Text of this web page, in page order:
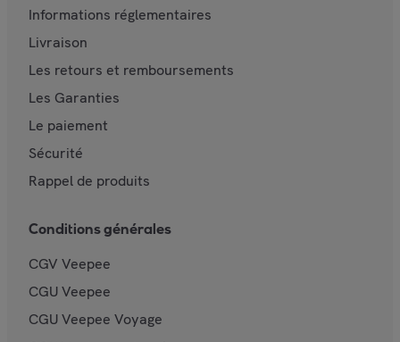
Informations réglementaires
Livraison
Les retours et remboursements
Les Garanties
Le paiement
Sécurité
Rappel de produits
Conditions générales
CGV Veepee
CGU Veepee
CGU Veepee Voyage